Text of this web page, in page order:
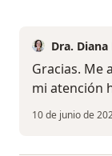
Dra.
Gracias. Me
mi atención
10 de junio de